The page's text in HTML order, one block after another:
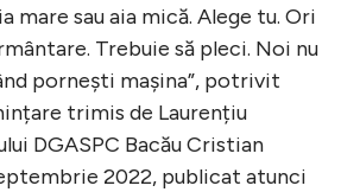
mare sau aia mică. Alege tu. Ori
Trebuie să pleci. Noi nu
pornești mașina”, potrivit
trimis de Laurențiu
DGASPC Bacău Cristian
2022, publicat atunci